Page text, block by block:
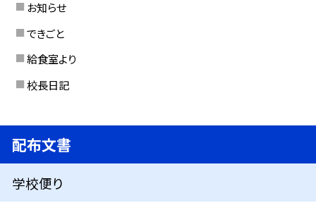
お知らせ
できごと
給食室より
校長日記
配布文書
学校便り